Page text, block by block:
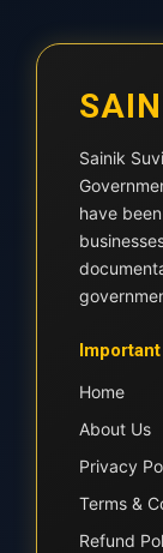
Sainik
have
Home
About Us
Privacy
Terms &
Refund